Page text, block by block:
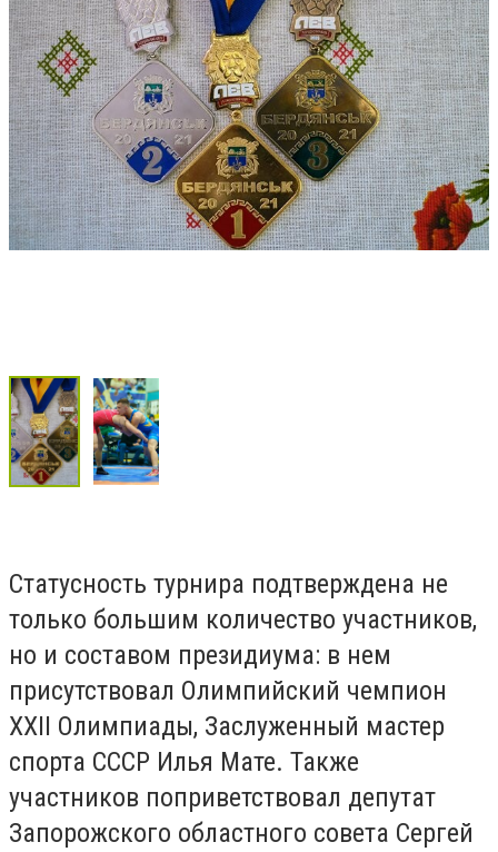
Статусность турнира подтверждена не
только большим количество участников,
но и составом президиума: в нем
присутствовал Олимпийский чемпион
XXII Олимпиады, Заслуженный мастер
спорта СССР Илья Мате. Также
участников поприветствовал депутат
Запорожского областного совета Сергей